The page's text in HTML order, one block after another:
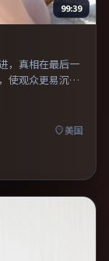
99:39
，真相在最后一
使观众更易沉浸
美国